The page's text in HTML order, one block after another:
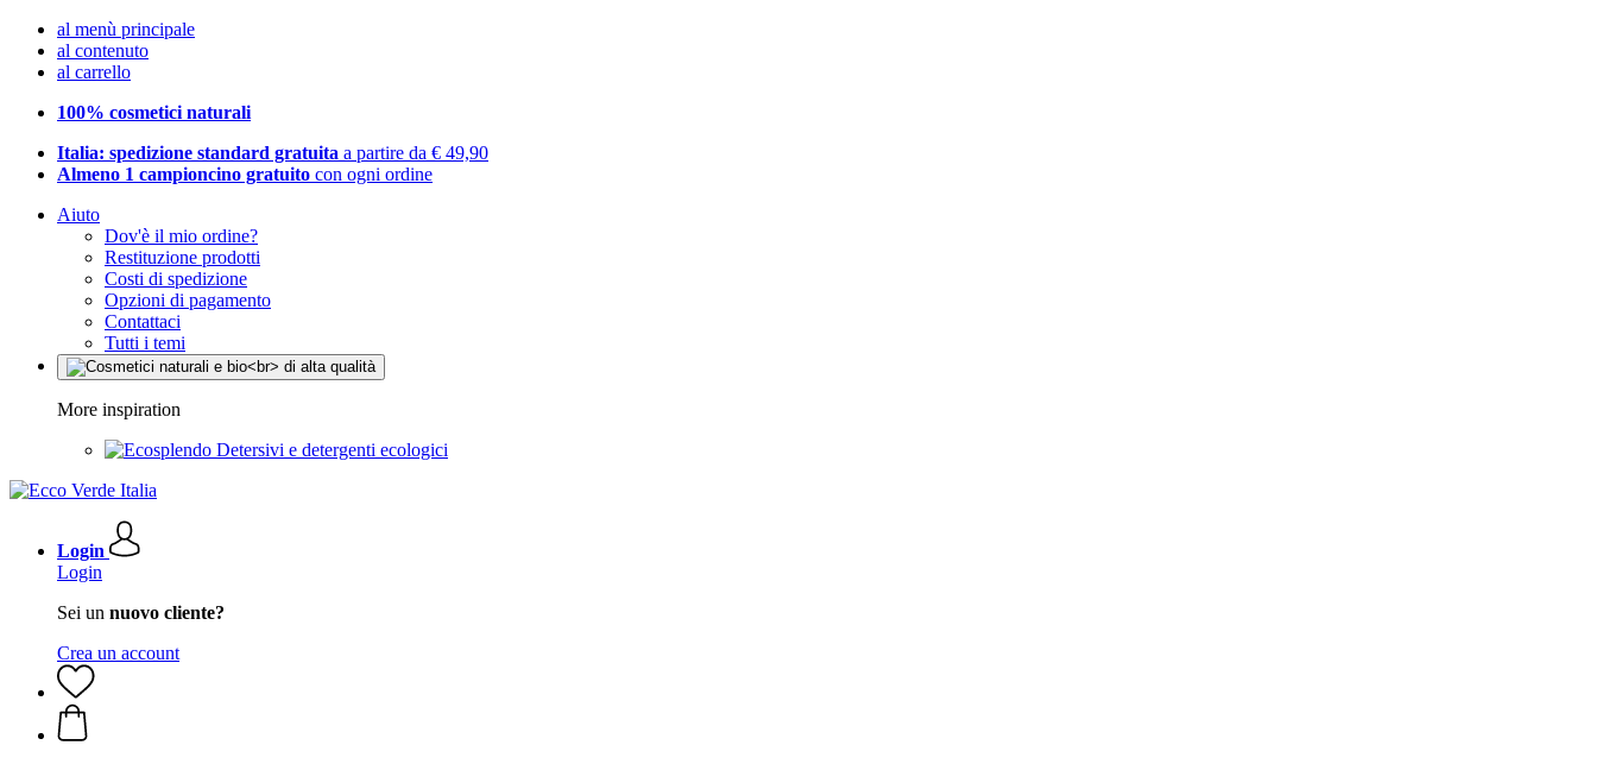
al menù principale
al contenuto
al carrello
100% cosmetici naturali
Italia: spedizione standard gratuita a partire da € 49,90
Almeno 1 campioncino gratuito con ogni ordine
Aiuto
Dov'è il mio ordine?
Restituzione prodotti
Costi di spedizione
Opzioni di pagamento
Contattaci
Tutti i temi
More inspiration
Detersivi e detergenti ecologici
Login
Login
Sei un nuovo cliente?
Crea un account